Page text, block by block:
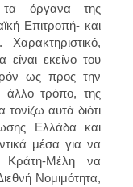
όργανα της
Επιτροπή- και
εκείνο του
ως προς την
τρόπο, της
αυτά διότι
Ελλάδα και
μέσα για να
Κράτη-Μέλη να
Νομιμότητα,